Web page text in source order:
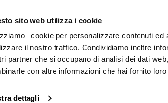
sito web utilizza i cookie
i cookie per personalizzare contenuti
il nostro traffico. Condividiamo inoltre
partner che si occupano di analisi dei dati
con altre informazioni che hai fornito
dettagli
ProjekteJournalUnternehmen
Ort, um die nächstgelegene Pratic-Verkaufsstelle in